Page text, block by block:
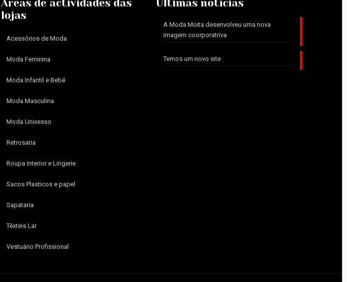
Áreas de actividades das
lojas
Acessórios de Moda
Moda Feminina
Moda Infantil e Bebé
Moda Masculina
Moda Unixesso
Retrosaria
Roupa Interior e Lingerie
Sacos Plasticos e papel
Sapataria
Têxteis Lar
Vestuário Profissional
Ultimas notícias
A Moda Moita desenvolveu uma nova
imagem coorporatriva
Temos um novo site